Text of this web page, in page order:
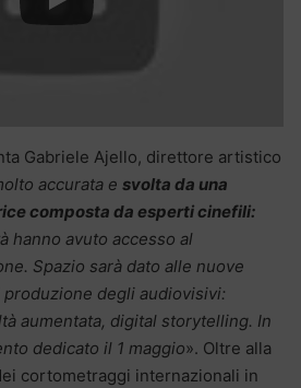
Gabriele Ajello, direttore artistico
accurata e svolta da una
composta da esperti cinefili:
hanno avuto accesso al
Spazio sarà dato alle nuove
degli audiovisivi:
aumentata, digital storytelling. In
dedicato il 1 maggio». Oltre alla
cortometraggi internazionali in